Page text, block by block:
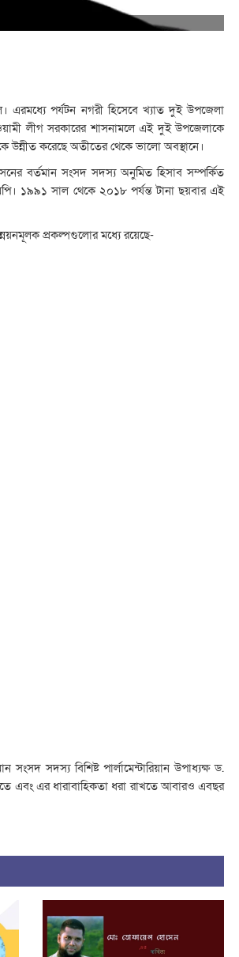
এরমধ্যে পর্যটন নগরী হিসেবে খ্যাত দুই উপজেলা
লীগ সরকারের শাসনামলে এই দুই উপজেলাকে
করেছে অতীতের থেকে ভালো অবস্থানে।
বর্তমান সংসদ সদস্য অনুমিত হিসাব সম্পর্কিত
১৯৯১ সাল থেকে ২০১৮ পর্যন্ত টানা ছয়বার এই
প্রকল্পগুলোর মধ্যে রয়েছে-
সদস্য বিশিষ্ট পার্লামেন্টারিয়ান উপাধ্যক্ষ ড.
এবং এর ধারাবাহিকতা ধরা রাখতে আবারও এবছর